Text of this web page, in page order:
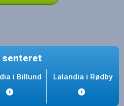
senteret
i Billund Lalandia i Rødby